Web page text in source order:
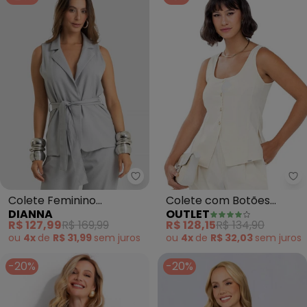
Dianna - Colete Feminino
Colete Feminino
Alfaiataria Risca de Giz
(Cinza)
DIANNA
R$ 127,99R$ 169,99
ou 4x de R$ 31,99 sem juros
Colete com Botões
Adulto Feminino (Branco)
OUTLET
R$ 128,15R$ 134,90
ou 4x de R$ 32,03 sem juros
-20% -20%